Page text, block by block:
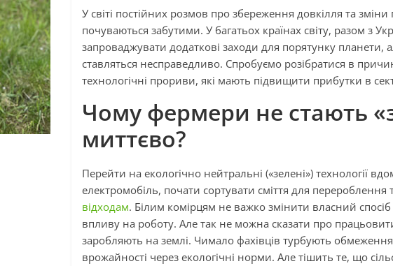
У світі постійних розмов про збереження довкілля та
почуваються забутими. У багатьох країнах світу, разом з
запроваджувати додаткові заходи для порятунку планети,
ставляться несправедливо. Спробуємо розібратися в
технологічні прориви, які мають підвищити прибутки в
Чому фермери не стають
миттєво?
Перейти на екологічно нейтральні («зелені») технології
електромобіль, почати сортувати сміття для перероблення
відходам. Білим комірцям не важко змінити власний
впливу на роботу. Але так не можна сказати про
заробляють на землі. Чимало фахівців турбують
врожайності через екологічні норми. Але тішить те, що